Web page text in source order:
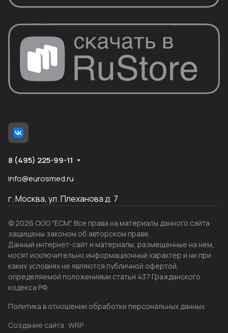
8 (495) 225-99-11
info@eurosmed.ru
г. Москва, ул. Плеханова д. 7
© 2026 ООО "ЕСМ". Все права на материалы данного сайта
защищены законом об авторском праве.
Данный интернет-сайт и материалы, размещенные на нем,
носят исключительно информационный характер и ни при
каких условиях не являются публичной офертой,
определяемой положениями статьи 437 Гражданского
кодекса РФ.
Политика в отношении обработки персональных данных
Создание сайта WRP